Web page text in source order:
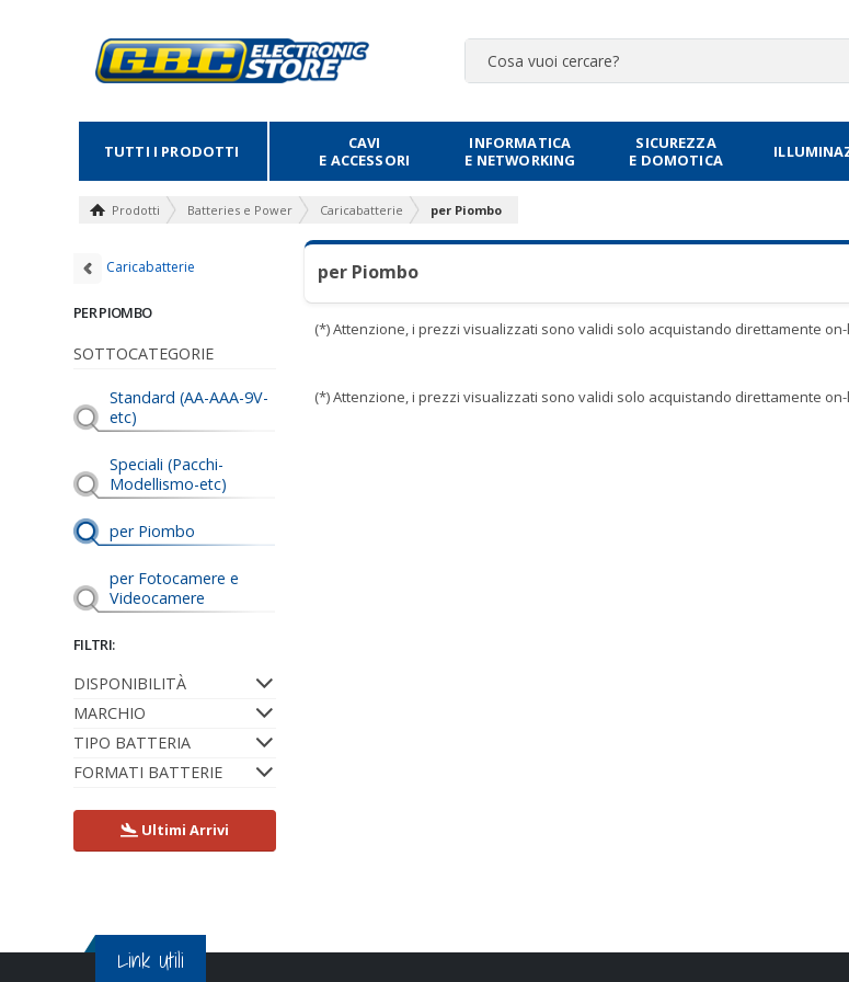
TUTTI I PRODOTTI
CAVI
E ACCESSORI
INFORMATICA
E NETWORKING
SICUREZZA
E DOMOTICA
Prodotti Batteries e Power Caricabatterie per Piombo
Caricabatterie
PER PIOMBO
SOTTOCATEGORIE
Standard (AA-AAA-9V-
etc)
Speciali (Pacchi-
Modellismo-etc)
per Piombo
per Fotocamere e
Videocamere
FILTRI:
DISPONIBILITÀ
MARCHIO
TIPO BATTERIA
FORMATI BATTERIE
Ultimi Arrivi
per Piombo
(*) Attenzione, i prezzi visualizzati sono validi solo acquistando direttamente
(*) Attenzione, i prezzi visualizzati sono validi solo acquistando direttamente
Link Utili